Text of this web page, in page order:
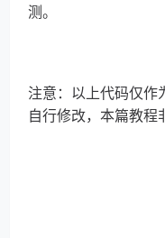
测。
注意：以上代码仅作
自行修改，本篇教程